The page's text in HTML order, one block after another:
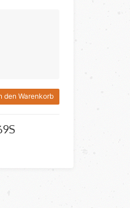
den Warenkorb